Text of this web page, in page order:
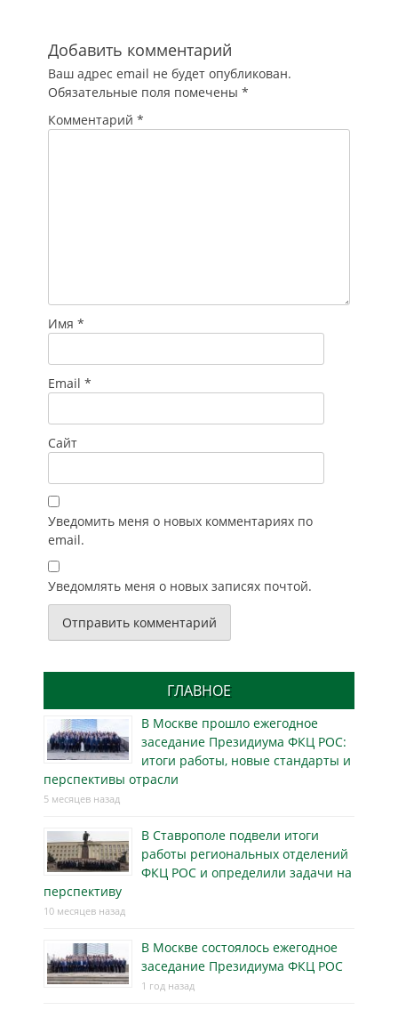
высокий уровень
доверия и
ответственности
перед гражданами.
В первую…
Добавить комментарий
Ваш адрес email не будет опубликован.
Обязательные поля помечены *
Комментарий *
Имя *
Email *
Сайт
Уведомить меня о новых комментариях по
email.
Уведомлять меня о новых записях почтой.
ГЛАВНОЕ
В Москве прошло ежегодное
заседание Президиума ФКЦ РОС:
итоги работы, новые стандарты и
перспективы отрасли
5 месяцев назад
В Ставрополе подвели итоги
работы региональных отделений
ФКЦ РОС и определили задачи на
перспективу
10 месяцев назад
В Москве состоялось ежегодное
заседание Президиума ФКЦ РОС
1 год назад